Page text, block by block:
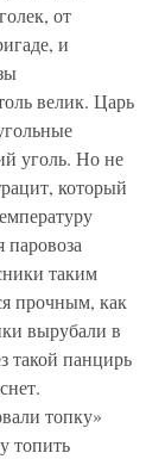
от
и
велик. Царь
уголь. Но не
который
таким
прочным, как
вырубали в
такой панцирь
топку»
топить